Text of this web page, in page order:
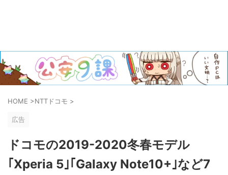
HOME >NTTドコモ >
広告
ドコモの2019-2020冬春モデル
｢Xperia 5｣｢Galaxy Note10+｣など7